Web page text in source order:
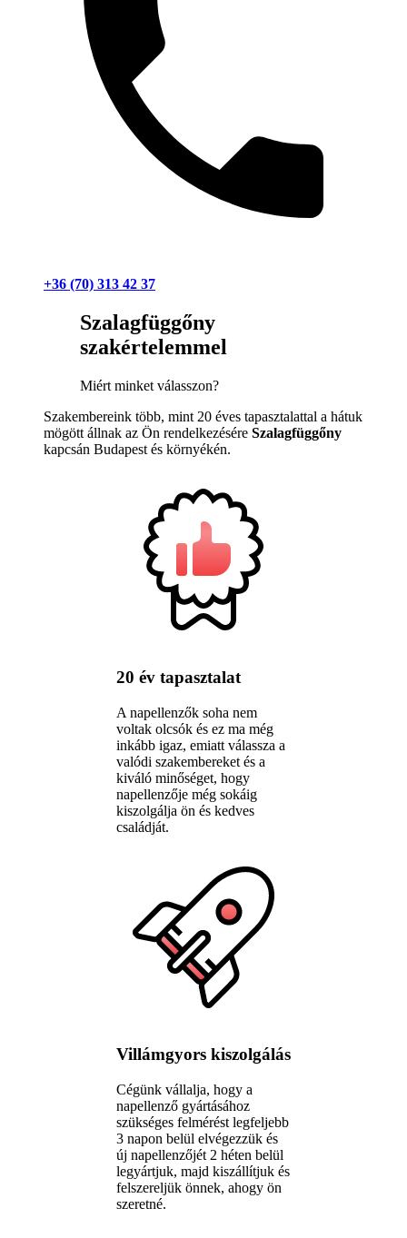
+36 (70) 313 42 37
Szalagfüggőny
szakértelemmel
Miért minket válasszon?
Szakembereink több, mint 20 éves tapasztalattal a hátuk
mögött állnak az Ön rendelkezésére Szalagfüggőny
kapcsán Budapest és környékén.
20 év tapasztalat
A napellenzők soha nem
voltak olcsók és ez ma még
inkább igaz, emiatt válassza a
valódi szakembereket és a
kiváló minőséget, hogy
napellenzője még sokáig
kiszolgálja ön és kedves
családját.
Villámgyors kiszolgálás
Cégünk vállalja, hogy a
napellenző gyártásához
szükséges felmérést legfeljebb
3 napon belül elvégezzük és
új napellenzőjét 2 héten belül
legyártjuk, majd kiszállítjuk és
felszereljük önnek, ahogy ön
szeretné.